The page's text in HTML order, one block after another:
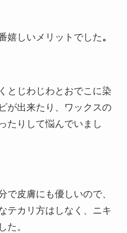
嬉しいメリットでした。
とじわじわとおでこに染
が出来たり、ワックスの
たりして悩んでいまし
で皮膚にも優しいので、
テカリ方はしなく、ニキ
た。